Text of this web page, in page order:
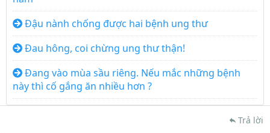
Đậu nành chống được hai bệnh ung thư
Đau hông, coi chừng ung thư thận!
Đang vào mùa sầu riêng. Nếu mắc những bệnh
này thì cố gắng ăn nhiều hơn ?
Trả lời